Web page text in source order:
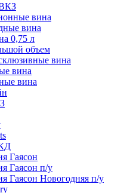
вина
вина
0,75 л
объем
вина
вина
вина
Гаясон
Гаясон п/у
Гаясон Новогодняя п/у